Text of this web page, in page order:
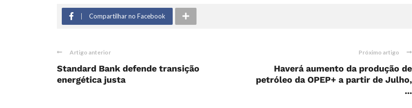
Compartilhar no Facebook
Artigo anterior
Standard Bank defende transição
energética justa
Próximo artigo
Haverá aumento da produção de
petróleo da OPEP+ a partir de Julho,
...